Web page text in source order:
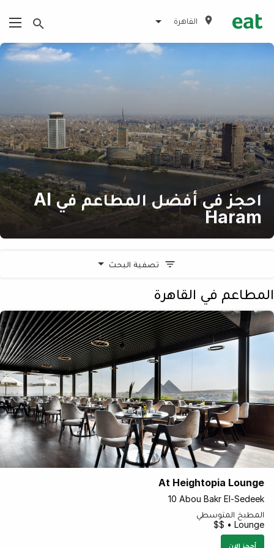
القاهرة
احجز في أفضل المطاعم في Al
Haram
تصفية البحث
المطاعم في القاهرة
At Heightopia Lounge
10 Abou Bakr El-Sedeek
المطبخ المتوسطي
Lounge • $$
أحجز الان